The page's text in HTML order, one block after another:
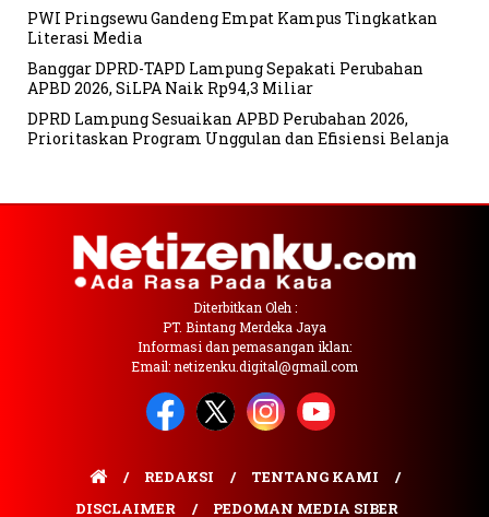
PWI Pringsewu Gandeng Empat Kampus Tingkatkan
Literasi Media
Banggar DPRD-TAPD Lampung Sepakati Perubahan
APBD 2026, SiLPA Naik Rp94,3 Miliar
DPRD Lampung Sesuaikan APBD Perubahan 2026,
Prioritaskan Program Unggulan dan Efisiensi Belanja
Diterbitkan Oleh :
PT. Bintang Merdeka Jaya
Informasi dan pemasangan iklan:
Email: netizenku.digital@gmail.com
REDAKSI
TENTANG KAMI
DISCLAIMER
PEDOMAN MEDIA SIBER